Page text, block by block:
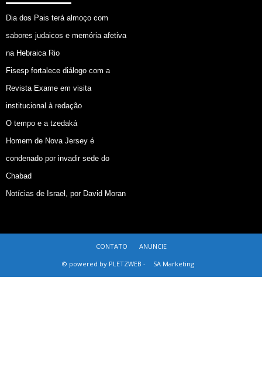
Dia dos Pais terá almoço com
sabores judaicos e memória afetiva
na Hebraica Rio
Fisesp fortalece diálogo com a
Revista Exame em visita
institucional à redação
O tempo e a tzedaká
Homem de Nova Jersey é
condenado por invadir sede do
Chabad
Notícias de Israel, por David Moran
CONTATO
ANUNCIE
© powered by PLETZWEB -
SA Marketing